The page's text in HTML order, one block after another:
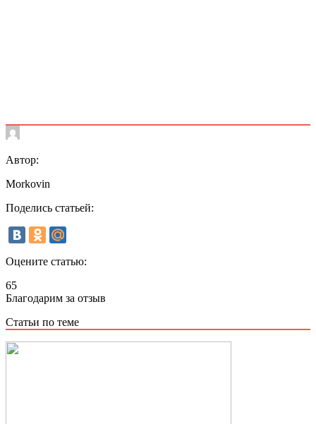
Автор:
Morkovin
Поделись статьей:
Оцените статью:
65
Благодарим за отзыв
Статьи по теме